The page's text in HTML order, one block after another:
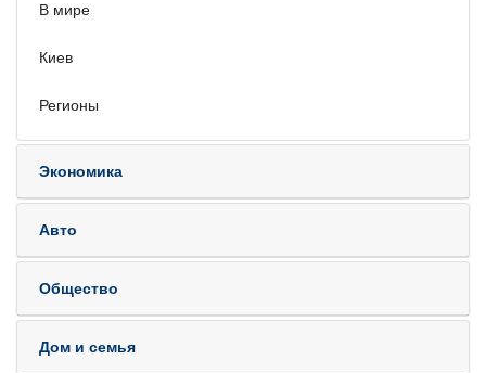
В мире
Киев
Регионы
Экономика
Авто
Общество
Дом и семья